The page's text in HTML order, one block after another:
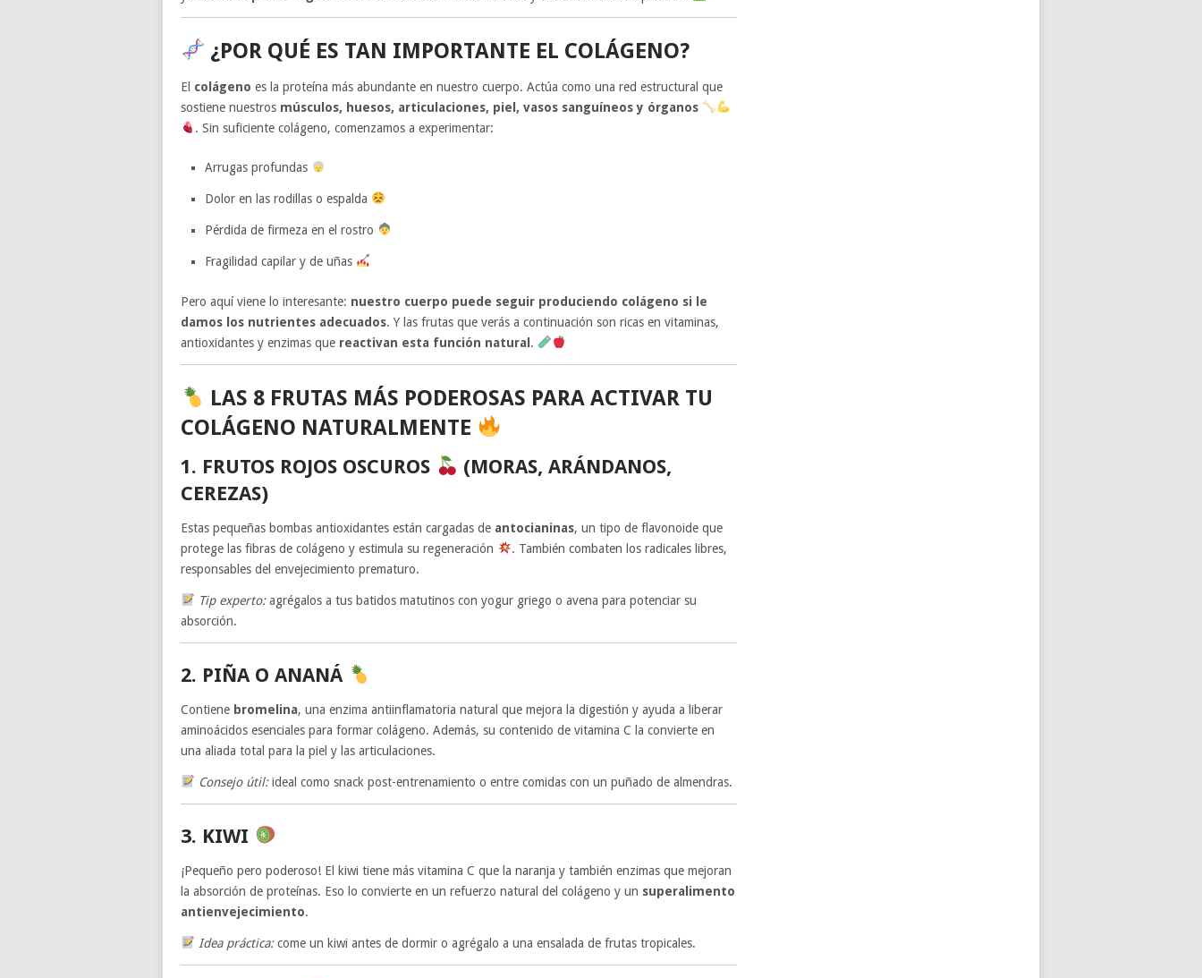
¿POR QUÉ ES TAN IMPORTANTE EL COLÁGENO?
El colágeno es la proteína más abundante en nuestro cuerpo. Actúa como una red estructural que
sostiene nuestros músculos, huesos, articulaciones, piel, vasos sanguíneos y órganos
. Sin suficiente colágeno, comenzamos a experimentar:
Arrugas profundas
Dolor en las rodillas o espalda
Pérdida de firmeza en el rostro
Fragilidad capilar y de uñas
Pero aquí viene lo interesante: nuestro cuerpo puede seguir produciendo colágeno si le
damos los nutrientes adecuados. Y las frutas que verás a continuación son ricas en vitaminas,
antioxidantes y enzimas que reactivan esta función natural .
LAS 8 FRUTAS MÁS PODEROSAS PARA ACTIVAR TU
COLÁGENO NATURALMENTE
1. FRUTOS ROJOS OSCUROS
(MORAS, ARÁNDANOS,
CEREZAS)
Estas pequeñas bombas antioxidantes están cargadas de antocianinas, un tipo de flavonoide que
protege las fibras de colágeno y estimula su regeneración
. También combaten los radicales libres,
responsables del envejecimiento prematuro.
Tip experto:agrégalos a tus batidos matutinos con yogur griego o avena para potenciar su
absorción.
2. PIÑA O ANANÁ
Contiene bromelina, una enzima antiinflamatoria natural que mejora la digestión y ayuda a liberar
aminoácidos esenciales para formar colágeno. Además, su contenido de vitamina C la convierte en
una aliada total para la piel y las articulaciones.
Consejo útil:ideal como snack post-entrenamiento o entre comidas con un puñado de almendras.
3. KIWI
¡Pequeño pero poderoso! El kiwi tiene más vitamina C que la naranja y también enzimas que mejoran
la absorción de proteínas. Eso lo convierte en un refuerzo natural del colágeno y un superalimento
antienvejecimiento.
Idea práctica:come un kiwi antes de dormir o agrégalo a una ensalada de frutas tropicales.